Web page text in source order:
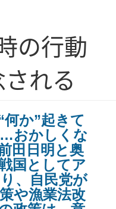
の行動
れる
何か”起きて
おかしくな
田日明と奥
国としてア
、自民党が
や漁業法改